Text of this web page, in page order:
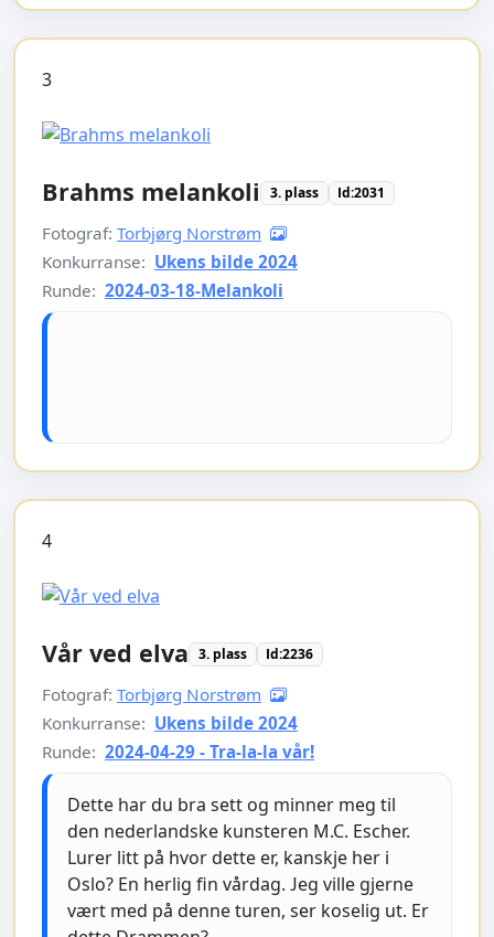
3
Brahms melankoli 3. plass Id:2031
Fotograf: Torbjørg Norstrøm
Konkurranse: Ukens bilde 2024
Runde: 2024-03-18-Melankoli
4
Vår ved elva 3. plass Id:2236
Fotograf: Torbjørg Norstrøm
Konkurranse: Ukens bilde 2024
Runde: 2024-04-29 - Tra-la-la vår!
Dette har du bra sett og minner meg til
den nederlandske kunsteren M.C. Escher.
Lurer litt på hvor dette er, kanskje her i
Oslo? En herlig fin vårdag. Jeg ville gjerne
vært med på denne turen, ser koselig ut. Er